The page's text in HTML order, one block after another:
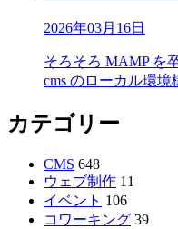
2026年03月16日
そろそろ MAMP を
cms のローカル環境
カテゴリー
CMS 648
ウェブ制作 11
イベント 106
コワーキング 39